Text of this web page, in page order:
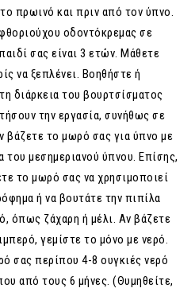
πρωινό και πριν από τον ύπνο.
οδοντόκρεμας σε
σας είναι 3 ετών. Μάθετε
να ξεπλένει. Βοηθήστε ή
διάρκεια του βουρτσίσματος
την εργασία, συνήθως σε
βάζετε το μωρό σας για ύπνο με
μεσημεριανού ύπνου. Επίσης,
το μωρό σας να χρησιμοποιεί
ή να βουτάτε την πιπίλα
όπως ζάχαρη ή μέλι. Αν βάζετε
γεμίστε το μόνο με νερό.
σας περίπου 4-8 ουγκιές νερό
από τους 6 μήνες. (Θυμηθείτε,